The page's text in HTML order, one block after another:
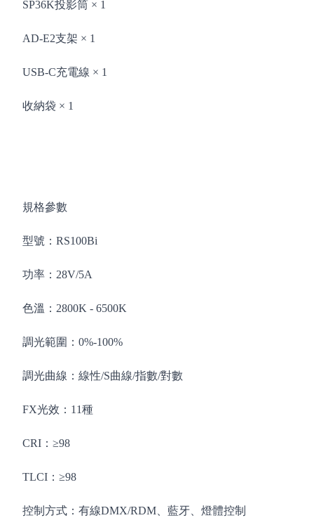
SP36K投影筒 × 1
AD-E2支架 × 1
USB-C充電線 × 1
收納袋 × 1
規格參數
型號：RS100Bi
功率：28V/5A
色溫：2800K - 6500K
調光範圍：0%-100%
調光曲線：線性/S曲線/指數/對數
FX光效：11種
CRI：≥98
TLCI：≥98
控制方式：有線DMX/RDM、藍牙、燈體控制